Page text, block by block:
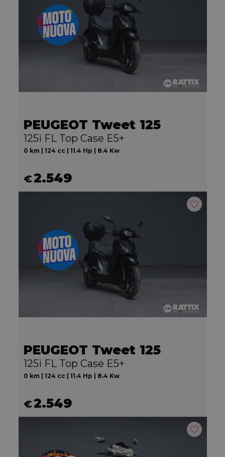
PEUGEOT Tweet 125
125i FL Top Case E5+
0 km | 124 cc | 11.4 Hp | 8.4 Kw
€2.549
PEUGEOT Tweet 125
125i FL Top Case E5+
0 km | 124 cc | 11.4 Hp | 8.4 Kw
€2.549